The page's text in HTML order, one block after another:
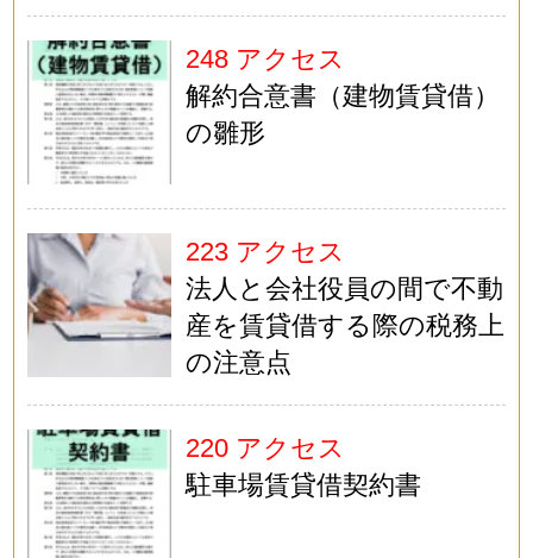
248 アクセス
解約合意書（建物賃貸借）
の雛形
223 アクセス
法人と会社役員の間で不動
産を賃貸借する際の税務上
の注意点
220 アクセス
駐車場賃貸借契約書